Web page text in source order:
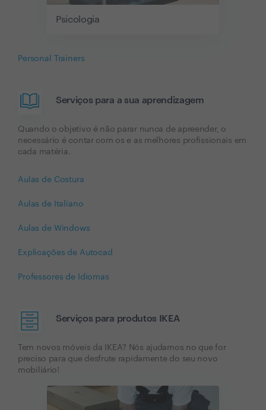
Psicologia
Personal Trainers
Serviços para a sua aprendizagem
Quando o objetivo é não parar nunca de apreender, o
necessário é contar com os e as melhores profissionais em
cada matéria.
Aulas de Costura
Aulas de Italiano
Aulas de Windows
Explicações de Autocad
Professores de Idiomas
Serviços para produtos IKEA
Tem novos móveis da IKEA? Nós ajudamos no que for
preciso para que desfrute rapidamente do seu novo
mobiliário!